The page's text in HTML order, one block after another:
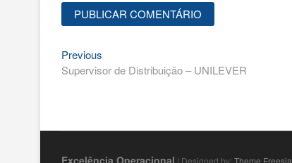
Navegação
de
Previous
post:
Supervisor de Distribuição – UNILEVER
Excelência Operacional | Designed by: Theme Freesia